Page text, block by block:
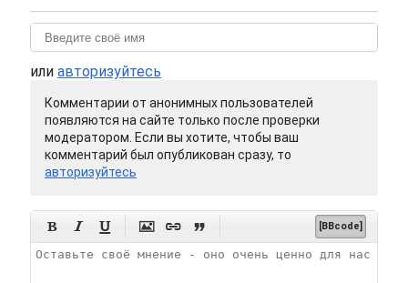
или авторизуйтесь
Комментарии от анонимных пользователей
появляются на сайте только после проверки
модератором. Если вы хотите, чтобы ваш
комментарий был опубликован сразу, то
авторизуйтесь
      [BBcode]